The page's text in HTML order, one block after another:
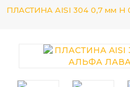
ПЛАСТИНА AISI 304 0,7 мм